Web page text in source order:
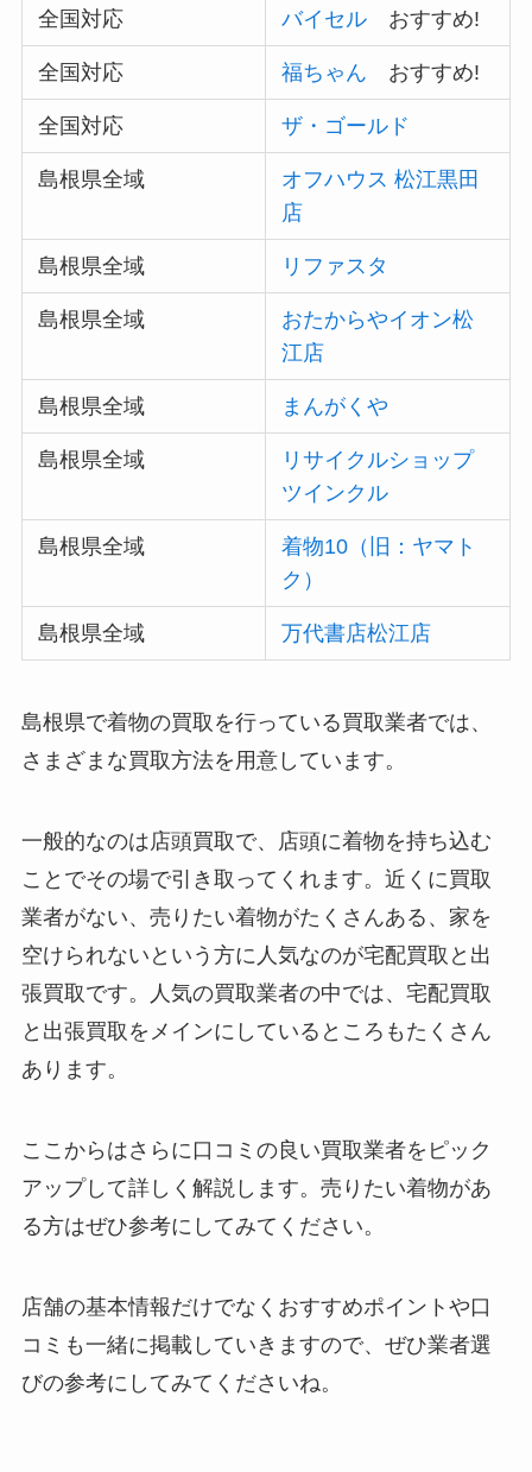
全国対応 バイセル おすすめ!
全国対応 福ちゃん おすすめ!
全国対応 ザ・ゴールド
島根県全域
オフハウス 松江黒田
店
島根県全域 リファスタ
島根県全域
おたからやイオン松
江店
島根県全域 まんがくや
島根県全域
リサイクルショップ
ツインクル
島根県全域
着物10（旧：ヤマト
ク）
島根県全域 万代書店松江店
島根県で着物の買取を行っている買取業者では、
さまざまな買取方法を用意しています。
一般的なのは店頭買取で、店頭に着物を持ち込む
ことでその場で引き取ってくれます。近くに買取
業者がない、売りたい着物がたくさんある、家を
空けられないという方に人気なのが宅配買取と出
張買取です。人気の買取業者の中では、宅配買取
と出張買取をメインにしているところもたくさん
あります。
ここからはさらに口コミの良い買取業者をピック
アップして詳しく解説します。売りたい着物があ
る方はぜひ参考にしてみてください。
店舗の基本情報だけでなくおすすめポイントや口
コミも一緒に掲載していきますので、ぜひ業者選
びの参考にしてみてくださいね。